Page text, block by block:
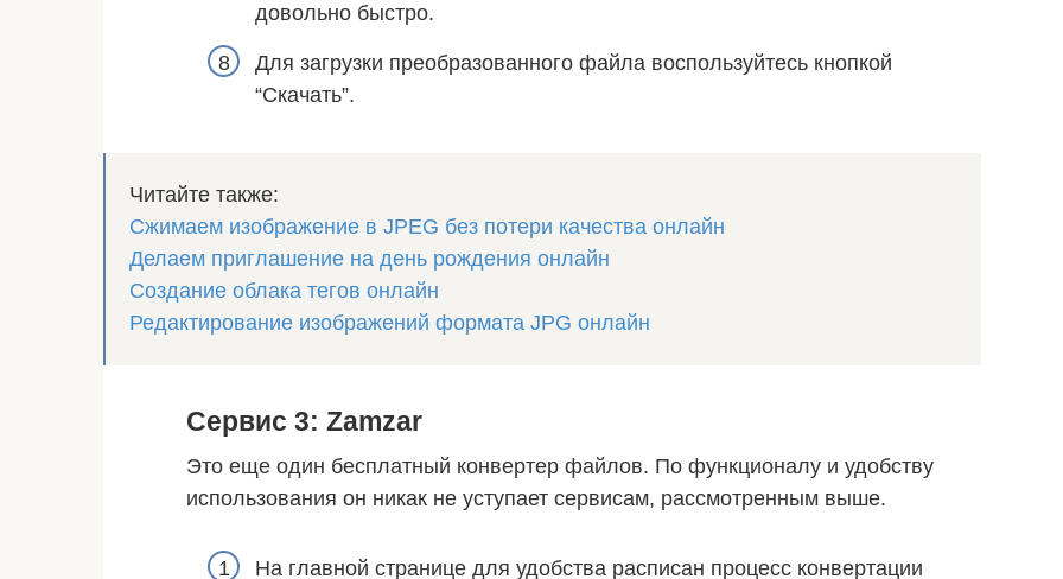
довольно быстро.
Для загрузки преобразованного файла воспользуйтесь кнопкой
“Скачать”.
Читайте также:
Сжимаем изображение в JPEG без потери качества онлайн
Делаем приглашение на день рождения онлайн
Создание облака тегов онлайн
Редактирование изображений формата JPG онлайн
Сервис 3: Zamzar
Это еще один бесплатный конвертер файлов. По функционалу и удобству
использования он никак не уступает сервисам, рассмотренным выше.
На главной странице для удобства расписан процесс конвертации